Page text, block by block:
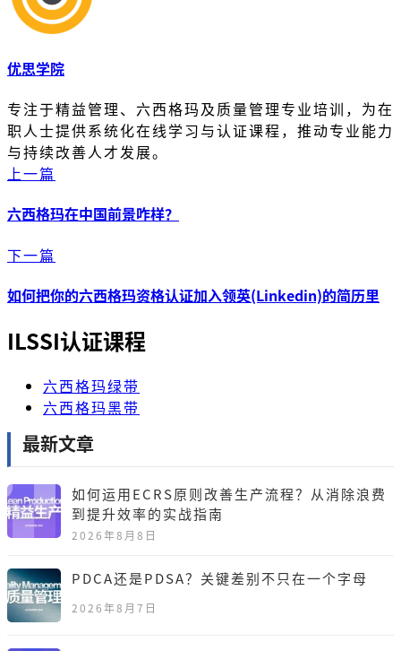
优思学院
专注于精益管理、六西格玛及质量管理专业培训，为在
职人士提供系统化在线学习与认证课程，推动专业能力
与持续改善人才发展。
上一篇
六西格玛在中国前景咋样？
下一篇
如何把你的六西格玛资格认证加入领英(Linkedin)的简历里
ILSSI认证课程
六西格玛绿带
六西格玛黑带
最新文章
如何运用ECRS原则改善生产流程？从消除浪费
到提升效率的实战指南
2026年8月8日
PDCA还是PDSA？关键差别不只在一个字母
2026年8月7日